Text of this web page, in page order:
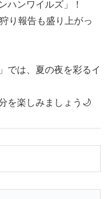
ハンワイルズ」！
り報告も盛り上がっ
では、夏の夜を彩るイ
を楽しみましょう🌙